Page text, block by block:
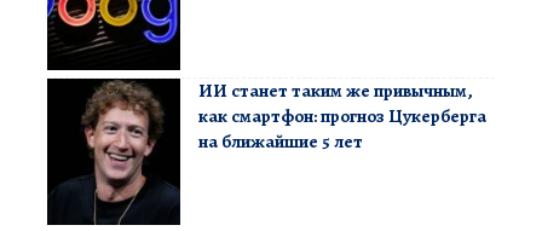
ИИ станет таким же привычным,
как смартфон: прогноз Цукерберга
на ближайшие 5 лет